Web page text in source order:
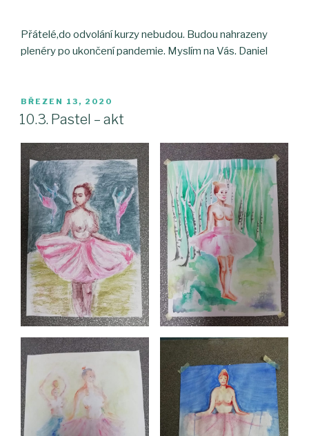
Přátelé,do odvolání kurzy nebudou. Budou nahrazeny
plenéry po ukončení pandemie. Myslím na Vás. Daniel
PUBLIKOVÁNO
BŘEZEN 13, 2020
10.3. Pastel – akt